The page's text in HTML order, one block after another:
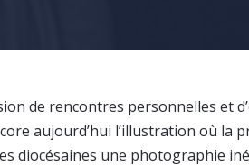
de rencontres personnelles et
aujourd’hui l’illustration où la
diocésaines une photographie